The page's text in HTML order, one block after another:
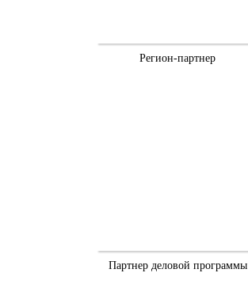
Регион-партнер
Партнер деловой программы